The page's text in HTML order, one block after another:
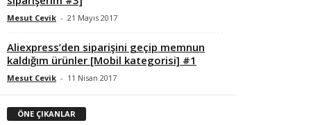
Mesut Cevik - 21 Mayıs 2017
Aliexpress’den siparişini geçip memnun
kaldığım ürünler [Mobil kategorisi] #1
Mesut Cevik - 11 Nisan 2017
ÖNE ÇIKANLAR